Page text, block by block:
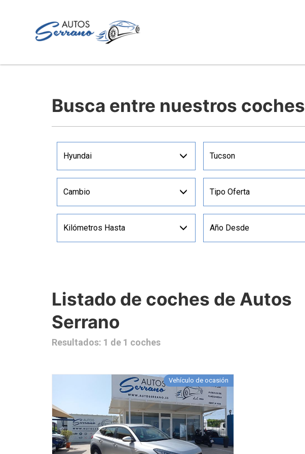
Busca entre nuestros coches
Hyundai Tucson
Cambio Tipo Oferta
Kilómetros Hasta Año Desde
Listado de coches de Autos
Serrano
Resultados: 1 de 1 coches
Vehículo de ocasión